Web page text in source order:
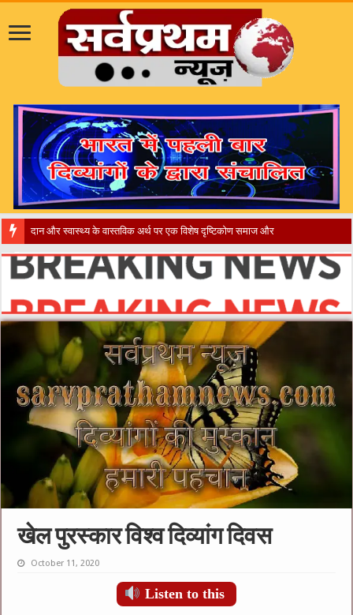
खेल पुरस्कार विश्व दिव्यांग दिवस
October 11, 2020
Listen to this